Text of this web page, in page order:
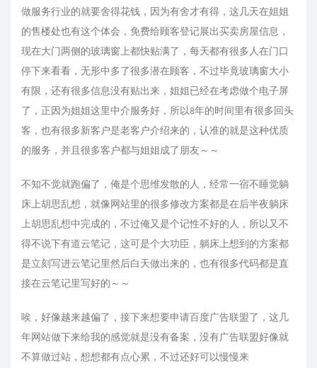
做服务行业的就要舍得花钱，因为有舍才有得，这几天在姐姐
的售楼处也有这个体会，免费给顾客登记展出买卖房屋信息，
现在大门两侧的玻璃窗上都快贴满了，每天都有很多人在门口
停下来看看，无形中多了很多潜在顾客，不过毕竟玻璃窗大小
有限，还有很多信息没有贴出来，姐姐已经在考虑做个电子屏
了，正因为姐姐这里中介服务好，所以8年的时间里有很多回头
客，也有很多新客户是老客户介绍来的，认准的就是这种优质
的服务，并且很多客户都与姐姐成了朋友～～
不知不觉就跑偏了，俺是个思维发散的人，经常一宿不睡觉躺
床上胡思乱想，就像网站里的很多修改方案都是在后半夜躺床
上胡思乱想中完成的，不过俺又是个记性不好的人，所以又不
得不说下有道云笔记，这可是个大功臣，躺床上想到的方案都
是立刻写进云笔记里然后白天做出来的，也有很多代码都是直
接在云笔记里写好的～～
唉，好像越来越偏了，接下来想要申请百度广告联盟了，这几
年网站做下来给我的感觉就是没有备案，没有广告联盟好像就
不算做过站，想想都有点心累，不过还好可以慢慢来